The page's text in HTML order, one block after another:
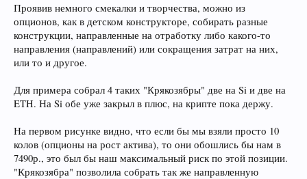
Проявив немного смекалки и творчества, можно из
опционов, как в детском конструкторе, собирать разные
конструкции, направленные на отработку либо какого-то
направления (направлений) или сокращения затрат на них,
или то и другое.
Для примера собрал 4 таких "Крякозябры" две на Si и две на
ETH. На Si обе уже закрыл в плюс, на крипте пока держу.
На первом рисунке видно, что если бы мы взяли просто 10
колов (опционы на рост актива), то они обошлись бы нам в
7490р., это был бы наш максимальный риск по этой позиции.
"Крякозябра" позволила собрать так же направленную